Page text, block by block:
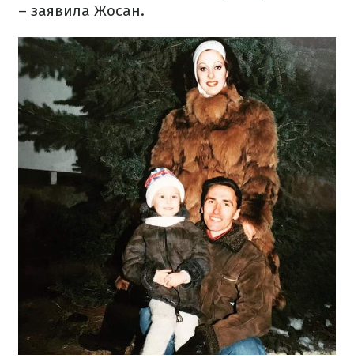
– заявила Жосан.